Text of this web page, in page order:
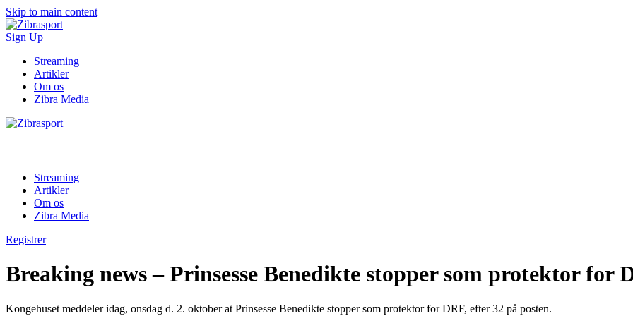
Skip to main content
Sign Up
Streaming
Artikler
Om os
Zibra Media
Streaming
Artikler
Om os
Zibra Media
Registrer
Breaking news – Prinsesse Benedikte stopper som protektor for
Kongehuset meddeler idag, onsdag d. 2. oktober at Prinsesse Benedikte stopper som protektor for DRF, efter 32 på posten.